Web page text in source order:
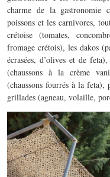
charme de la gastronomie
poissons et les carnivores,
crétoise (tomates,
fromage crétois), les dakos
écrasées, d’olives et de
(chaussons à la crème
(chaussons fourrés à la feta),
grillades (agneau, volaille,